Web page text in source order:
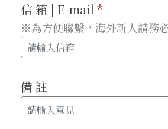
信 箱 | E-mail*
※為方便聯繫，海外新人請務
備 註